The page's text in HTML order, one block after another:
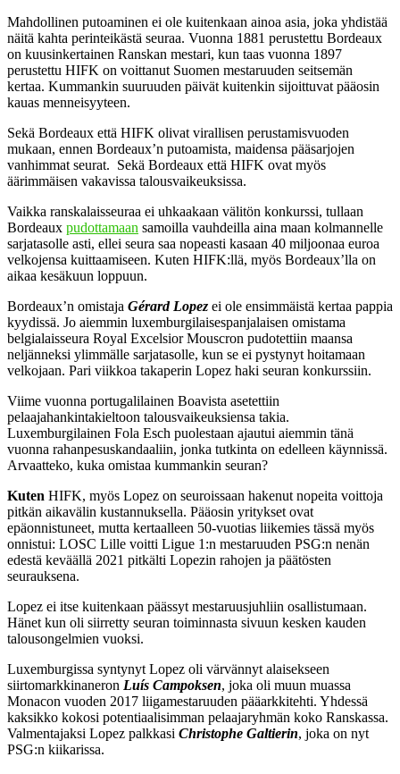
Mahdollinen putoaminen ei ole kuitenkaan ainoa asia, joka yhdistää
näitä kahta perinteikästä seuraa. Vuonna 1881 perustettu Bordeaux
on kuusinkertainen Ranskan mestari, kun taas vuonna 1897
perustettu HIFK on voittanut Suomen mestaruuden seitsemän
kertaa. Kummankin suuruuden päivät kuitenkin sijoittuvat pääosin
kauas menneisyyteen.
Sekä Bordeaux että HIFK olivat virallisen perustamisvuoden
mukaan, ennen Bordeaux’n putoamista, maidensa pääsarjojen
vanhimmat seurat. Sekä Bordeaux että HIFK ovat myös
äärimmäisen vakavissa talousvaikeuksissa.
Vaikka ranskalaisseuraa ei uhkaakaan välitön konkurssi, tullaan
Bordeaux pudottamaan samoilla vauhdeilla aina maan kolmannelle
sarjatasolle asti, ellei seura saa nopeasti kasaan 40 miljoonaa euroa
velkojensa kuittaamiseen. Kuten HIFK:llä, myös Bordeaux’lla on
aikaa kesäkuun loppuun.
Bordeaux’n omistaja Gérard Lopez ei ole ensimmäistä kertaa pappia
kyydissä. Jo aiemmin luxemburgilaisespanjalaisen omistama
belgialaisseura Royal Excelsior Mouscron pudotettiin maansa
neljänneksi ylimmälle sarjatasolle, kun se ei pystynyt hoitamaan
velkojaan. Pari viikkoa takaperin Lopez haki seuran konkurssiin.
Viime vuonna portugalilainen Boavista asetettiin
pelaajahankintakieltoon talousvaikeuksiensa takia.
Luxemburgilainen Fola Esch puolestaan ajautui aiemmin tänä
vuonna rahanpesuskandaaliin, jonka tutkinta on edelleen käynnissä.
Arvaatteko, kuka omistaa kummankin seuran?
Kuten HIFK, myös Lopez on seuroissaan hakenut nopeita voittoja
pitkän aikavälin kustannuksella. Pääosin yritykset ovat
epäonnistuneet, mutta kertaalleen 50-vuotias liikemies tässä myös
onnistui: LOSC Lille voitti Ligue 1:n mestaruuden PSG:n nenän
edestä keväällä 2021 pitkälti Lopezin rahojen ja päätösten
seurauksena.
Lopez ei itse kuitenkaan päässyt mestaruusjuhliin osallistumaan.
Hänet kun oli siirretty seuran toiminnasta sivuun kesken kauden
talousongelmien vuoksi.
Luxemburgissa syntynyt Lopez oli värvännyt alaisekseen
siirtomarkkinaneron Luís Campoksen, joka oli muun muassa
Monacon vuoden 2017 liigamestaruuden pääarkkitehti. Yhdessä
kaksikko kokosi potentiaalisimman pelaajaryhmän koko Ranskassa.
Valmentajaksi Lopez palkkasi Christophe Galtierin, joka on nyt
PSG:n kiikarissa.